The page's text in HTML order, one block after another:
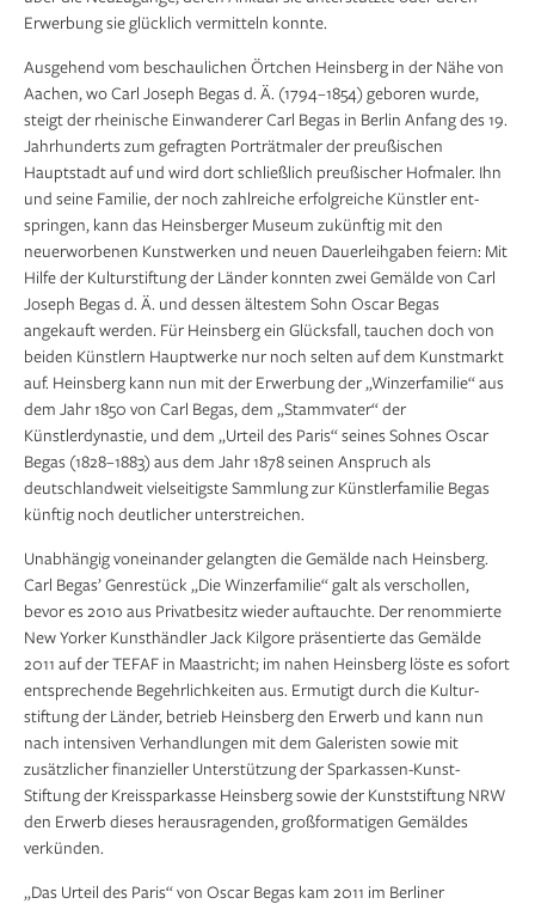
Erwerbung sie glücklich vermitteln konnte.
Ausgehend vom beschaulichen Örtchen Heinsberg in der Nähe von
Aachen, wo Carl Joseph Begas d. Ä. (1794–1854) geboren wurde,
steigt der rheinische Ein­wanderer Carl Begas in Berlin Anfang des 19.
Jahrhunderts zum gefragten Porträt­maler der preußischen
Hauptstadt auf und wird dort schließlich preußischer Hof­maler. Ihn
und seine Familie, der noch zahlreiche erfolgreiche Künstler ent­
springen, kann das Heinsberger Museum zukünftig mit den
neuerworbenen Kunst­werken und neuen Dauerleihgaben feiern: Mit
Hilfe der Kulturstiftung der Länder konnten zwei Gemälde von Carl
Joseph Begas d. Ä. und dessen ältestem Sohn Oscar Begas
angekauft werden. Für Heinsberg ein Glücksfall, tauchen doch von
beiden Künstlern Hauptwerke nur noch selten auf dem Kunstmarkt
auf. Heinsberg kann nun mit der Erwerbung der „Winzerfamilie“ aus
dem Jahr 1850 von Carl Begas, dem „Stammvater“ der
Künstlerdynastie, und dem „Urteil des Paris“ seines Sohnes Oscar
Begas (1828–1883) aus dem Jahr 1878 seinen Anspruch als
deutschlandweit vielseitigste Sammlung zur Künstlerfamilie Begas
künftig noch deutlicher unterstreichen.
Unabhängig voneinander gelangten die Gemälde nach Heinsberg.
Carl Begas’ Genrestück „Die Winzerfamilie“ galt als verschollen,
bevor es 2010 aus Privatbesitz wieder auftauchte. Der renommierte
New Yorker Kunsthändler Jack Kilgore prä­sentierte das Gemälde
2011 auf der TEFAF in Maastricht; im nahen Heinsberg löste es sofort
entsprechende Begehrlichkeiten aus. Ermutigt durch die Kultur­
stiftung der Länder, betrieb Heinsberg den Erwerb und kann nun
nach intensiven Verhand­lungen mit dem Galeristen sowie mit
zusätzlicher finanzieller Unter­stützung der Sparkassen-Kunst-
Stiftung der Kreissparkasse Heinsberg sowie der Kunststiftung NRW
den Erwerb dieses herausragenden, großformatigen Gemäldes
verkünden.
„Das Urteil des Paris“ von Oscar Begas kam 2011 im Berliner